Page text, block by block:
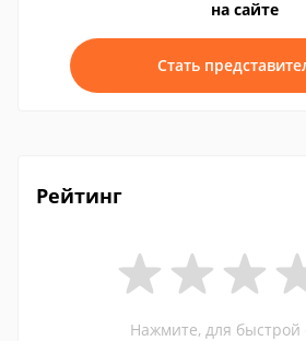
на сайте
Стать
Рейтинг
Нажмите, для быстрой